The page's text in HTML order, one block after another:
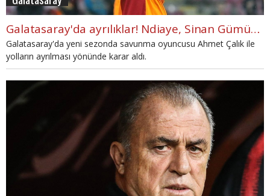
Galatasaray'da ayrılıklar! Ndiaye, Sinan Gümüş, Muğdat, Ahmet Çalık
Galatasaray'da yeni sezonda savunma oyuncusu Ahmet Çalık ile
yolların ayrılması yönünde karar aldı.